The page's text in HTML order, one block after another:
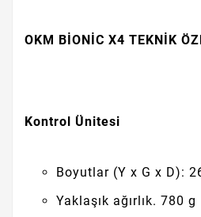
OKM BİONİC X4 TEKNİK
Kontrol Ünitesi
Boyutlar (Y x G x D):
Yaklaşık ağırlık. 780 g